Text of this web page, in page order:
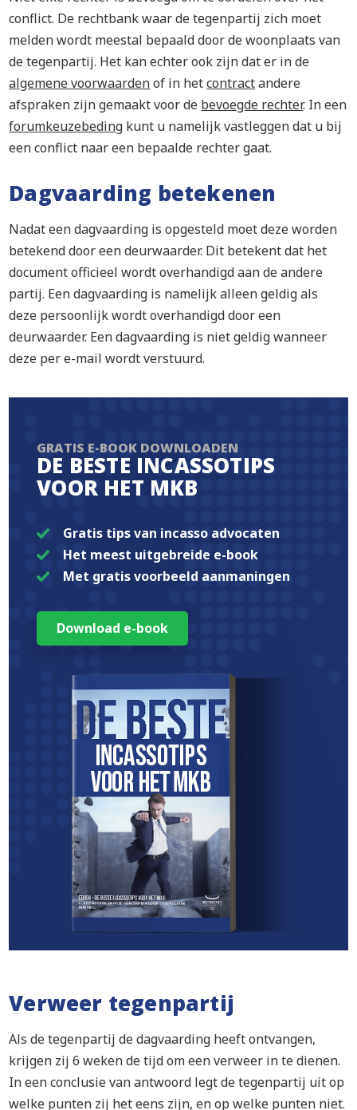
conflict. De rechtbank waar de tegenpartij zich moet
melden wordt meestal bepaald door de woonplaats van
de tegenpartij. Het kan echter ook zijn dat er in de
algemene voorwaardenof in hetcontractandere
afspraken zijn gemaakt voor de bevoegde rechter. In een
forumkeuzebeding kunt u namelijk vastleggen dat u bij
een conflict naar een bepaalde rechter gaat.
Dagvaarding betekenen
Nadat een dagvaarding is opgesteld moet deze worden
betekend door een deurwaarder. Dit betekent dat het
document officieel wordt overhandigd aan de andere
partij. Een dagvaarding is namelijk alleen geldig als
deze persoonlijk wordt overhandigd door een
deurwaarder. Een dagvaarding is niet geldig wanneer
deze per e-mail wordt verstuurd.
GRATIS E-BOOK DOWNLOADEN
DE BESTE INCASSOTIPS
VOOR HET MKB
Gratis tips van incasso advocaten
Het meest uitgebreide e-book
Met gratis voorbeeld aanmaningen
Download e-book
Verweer tegenpartij
Als de tegenpartij de dagvaarding heeft ontvangen,
krijgen zij 6 weken de tijd om een verweer in te dienen.
In een conclusie van antwoord legt de tegenpartij uit op
welke punten zij het eens zijn, en op welke punten niet.